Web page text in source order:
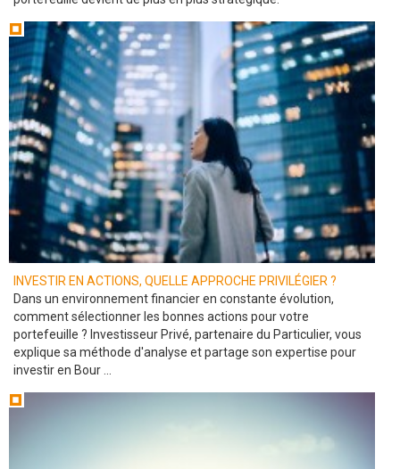
INVESTIR EN ACTIONS, QUELLE APPROCHE PRIVILÉGIER ?
Dans un environnement financier en constante évolution,
comment sélectionner les bonnes actions pour votre
portefeuille ? Investisseur Privé, partenaire du Particulier, vous
explique sa méthode d'analyse et partage son expertise pour
investir en Bour ...